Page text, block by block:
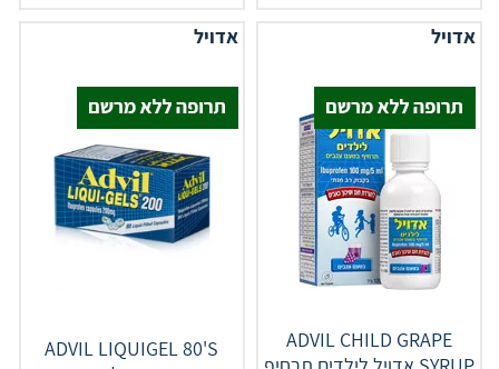
אדויל
ADVIL CHILD GRAPE
אדויל
ADVIL LIQUIGEL 80'S